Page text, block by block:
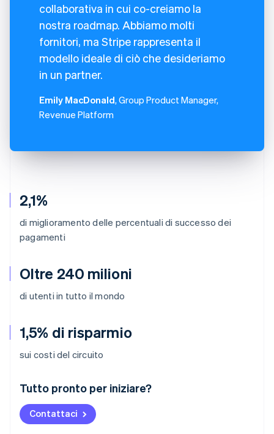
2,1%
di miglioramento delle percentuali di successo dei
pagamenti
Oltre 240 milioni
di utenti in tutto il mondo
1,5% di risparmio
sui costi del circuito
Tutto pronto per iniziare?
Contattaci
collaborativa in cui co-creiamo la
nostra roadmap. Abbiamo molti
fornitori, ma Stripe rappresenta il
modello ideale di ciò che desideriamo
in un partner.
Emily MacDonald, Group Product Manager,
Revenue Platform
Australia
English
Austria
DeutschEnglish